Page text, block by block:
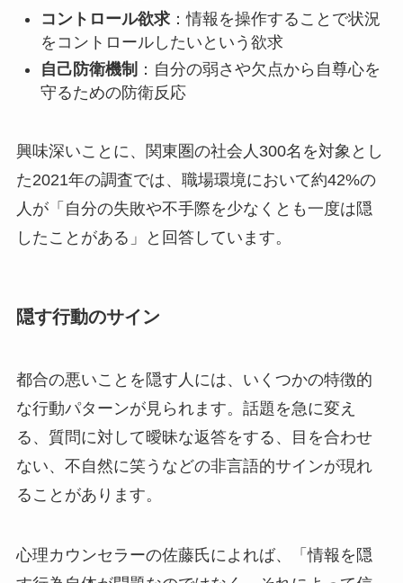
コントロール欲求：情報を操作することで状況
をコントロールしたいという欲求
自己防衛機制 ：自分の弱さや欠点から自尊心を
守るための防衛反応
興味深いことに、関東圏の社会人300名を対象とし
た2021年の調査では、職場環境において約42%の
人が「自分の失敗や不手際を少なくとも一度は隠
したことがある」と回答しています。
隠す行動のサイン
都合の悪いことを隠す人には、いくつかの特徴的
な行動パターンが見られます。話題を急に変え
る、質問に対して曖昧な返答をする、目を合わせ
ない、不自然に笑うなどの非言語的サインが現れ
ることがあります。
心理カウンセラーの佐藤氏によれば、「情報を隠